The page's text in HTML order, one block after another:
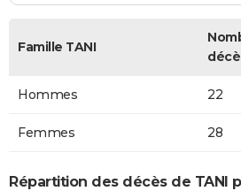
Famille TANI
Hommes 22
Femmes 28
Répartition des décès de TANI